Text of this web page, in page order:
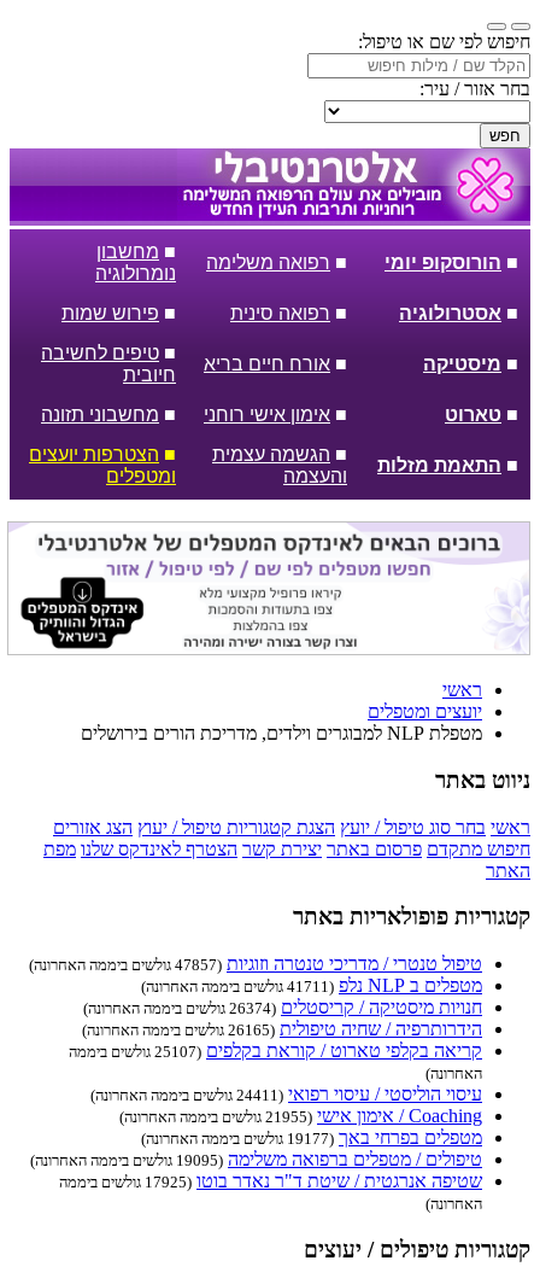
חיפוש לפי שם או טיפול:
בחר אזור / עיר:
חפש
■ הורוסקופ יומי ■ רפואה משלימה
■ מחשבון
נומרולוגיה
■ אסטרולוגיה ■ רפואה סינית ■ פירוש שמות
■ מיסטיקה ■ אורח חיים בריא
■ טיפים לחשיבה
חיובית
■ טארוט ■ אימון אישי רוחני ■ מחשבוני תזונה
■ התאמת מזלות
■ הגשמה עצמית
והעצמה
■ הצטרפות יועצים
ומטפלים
ראשי
יועצים ומטפלים
מטפלת NLP למבוגרים וילדים, מדריכת הורים בירושלים
ניווט באתר
ראשי בחר סוג טיפול / יועץ הצגת קטגוריות טיפול / יעוץ הצג אזורים
חיפוש מתקדם פרסום באתר יצירת קשר הצטרף לאינדקס שלנו מפת
האתר
קטגוריות פופולאריות באתר
טיפול טנטרי / מדריכי טנטרה וזוגיות (47857 גולשים ביממה האחרונה)
מטפלים ב NLP נלפ (41711 גולשים ביממה האחרונה)
חנויות מיסטיקה / קריסטלים (26374 גולשים ביממה האחרונה)
הידרותרפיה / שחיה טיפולית (26165 גולשים ביממה האחרונה)
קריאה בקלפי טארוט / קוראת בקלפים
(25107 גולשים ביממה
האחרונה)
עיסוי הוליסטי / עיסוי רפואי (24411 גולשים ביממה האחרונה)
Coaching / אימון אישי (21955 גולשים ביממה האחרונה)
מטפלים בפרחי באך (19177 גולשים ביממה האחרונה)
טיפולים / מטפלים ברפואה משלימה (19095 גולשים ביממה האחרונה)
שטיפה אנרגטית / שיטת ד"ר נאדר בוטו
(17925 גולשים ביממה
האחרונה)
קטגוריות טיפולים / יעוצים